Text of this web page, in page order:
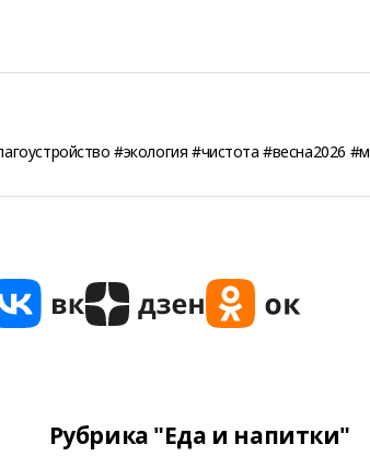
#экология #чистота #весна2026
Рубрика "Еда и напитки"